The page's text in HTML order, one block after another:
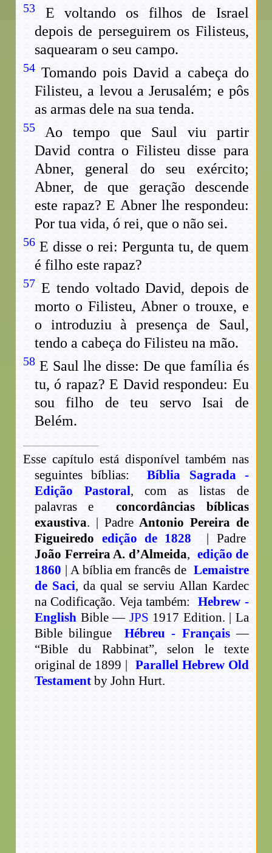
53 E voltando os filhos de Israel
depois de perseguirem os Filisteus,
saquearam o seu campo.
54 Tomando pois David a cabeça do
Filisteu, a levou a Jerusalém; e pôs
as armas dele na sua tenda.
55 Ao tempo que Saul viu partir
David contra o Filisteu disse para
Abner, general do seu exército;
Abner, de que geração descende
este rapaz? E Abner lhe respondeu:
Por tua vida, ó rei, que o não sei.
56 E disse o rei: Pergunta tu, de quem
é filho este rapaz?
57 E tendo voltado David, depois de
morto o Filisteu, Abner o trouxe, e
o introduziu à presença de Saul,
tendo a cabeça do Filisteu na mão.
58 E Saul lhe disse: De que família és
tu, ó rapaz? E David respondeu: Eu
sou filho de teu servo Isai de
Belém.
Esse capítulo está disponível também nas
seguintes bíblias:
Bíblia Sagrada -
Edição Pastoral, com as listas de
palavras e
concordâncias bíblicas
exaustiva. | PadreAntonio Pereira de
Figueiredo edição de 1828 | Padre
João Ferreira A. d’Almeida, edição de
1860 | A bíblia em francês de Lemaistre
de Saci, da qual se serviu Allan Kardec
na Codificação. Veja também:
Hebrew -
English Bible — JPS 1917 Edition. | La
Bible bilingue
Hébreu - Français—
“Bible du Rabbinat”, selon le texte
original de 1899 | Parallel Hebrew Old
Testament by John Hurt.